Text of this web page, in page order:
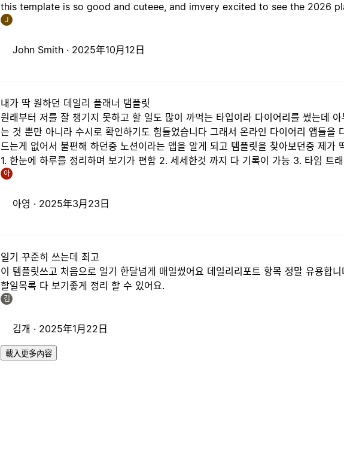
this template is so good and cuteee, and imvery excited to see the 2026
J
John Smith · 2025年10月12日
내가 딱 원하던 데일리 플래너 탬플릿
원래부터 저를 잘 챙기지 못하고 할 일도 많이 까먹는 타입이라 다이어리를 썼는데 아
는 것 뿐만 아니라 수시로 확인하기도 힘들었습니다 그래서 온라인 다이어리 앱들을
드는게 없어서 불편해 하던중 노션이라는 앱을 알게 되고 템플릿을 찾아보던중 제가
1. 한눈에 하루를 정리하며 보기가 편함 2. 세세한것 까지 다 기록이 가능 3. 타임 트
아
아영 · 2025年3月23日
일기 꾸준히 쓰는데 최고
이 템플릿쓰고 처음으로 일기 한달넘게 매일썼어요 데일리리포트 항목 정말 유용합니
할일목록 다 보기좋게 정리 할 수 있어요.
김
김개 · 2025年1月22日
載入更多內容